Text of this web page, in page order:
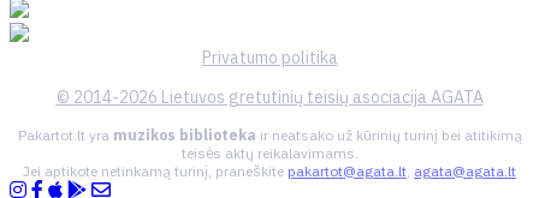
Privatumo politika
© 2014-2026 Lietuvos gretutinių teisių asociacija AGATA
Pakartot.lt yra muzikos biblioteka ir neatsako už kūrinių turinį bei atitikimą
teisės aktų reikalavimams.
Jei aptikote netinkamą turinį, praneškite pakartot@agata.lt, agata@agata.lt